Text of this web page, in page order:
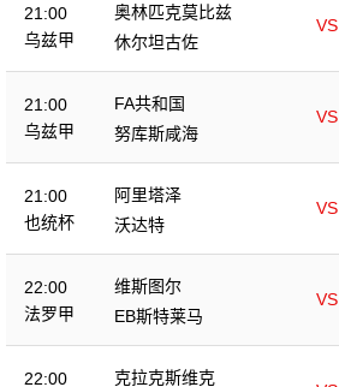
21:00
乌兹甲
奥林匹克莫比兹
VS
休尔坦古佐
21:00
乌兹甲
FA共和国
VS
努库斯咸海
21:00
也统杯
阿里塔泽
VS
沃达特
22:00
法罗甲
维斯图尔
VS
EB斯特莱马
22:00 克拉克斯维克